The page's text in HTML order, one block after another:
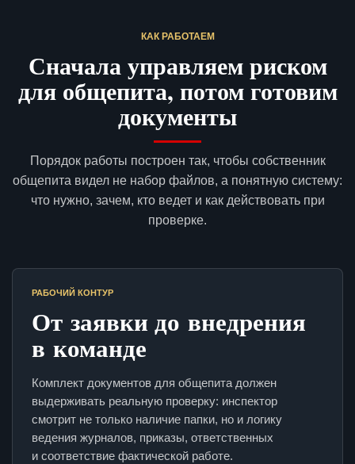
КАК РАБОТАЕМ
Сначала управляем риском
для общепита, потом готовим
документы
Порядок работы построен так, чтобы собственник
общепита видел не набор файлов, а понятную систему:
что нужно, зачем, кто ведет и как действовать при
проверке.
РАБОЧИЙ КОНТУР
От заявки до внедрения
в команде
Комплект документов для общепита должен
выдерживать реальную проверку: инспектор
смотрит не только наличие папки, но и логику
ведения журналов, приказы, ответственных
и соответствие фактической работе.